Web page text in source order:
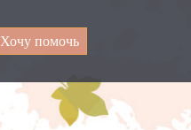
Хочу помочь